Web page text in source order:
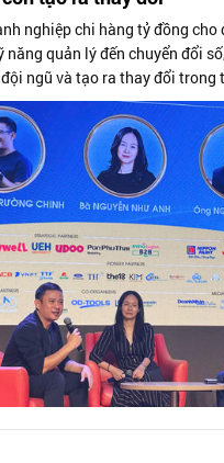
nghiệp chi hàng tỷ đồng cho
năng quản lý đến chuyển đổi
ngũ và tạo ra thay đổi trong